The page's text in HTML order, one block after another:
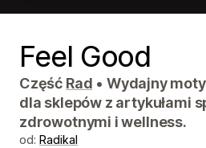
Feel Good
Część Rad • Wydajny
dla sklepów z artykułami
zdrowotnymi i wellness.
od: Radikal